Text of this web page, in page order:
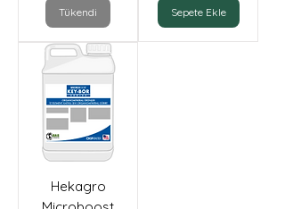
Tükendi Sepete Ekle
Hekagro